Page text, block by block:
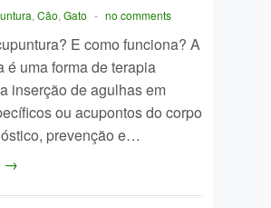
, Cão, Gato - no comments
E como funciona? A
é uma forma de terapia
inserção de agulhas em
ou acupontos do corpo
prevenção e…
→